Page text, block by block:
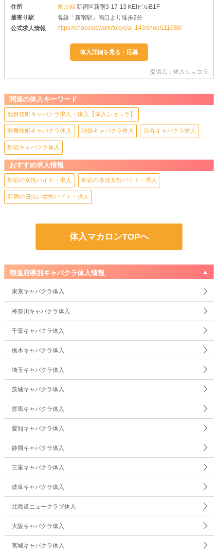
住所
東京都 新宿区新宿3-17-13 KEIビルB1F
最寄り駅
各線「新宿駅」南口より徒歩2分
公式求人情報
https://chocolat.work/tokyo/a_143/shop/111688/
提供元：体入ショコラ
関連の体入キーワード
歌舞伎町キャバクラ求人・体入【体入ショコラ】
歌舞伎町キャバクラ体入 池袋キャバクラ体入 渋谷キャバクラ体入
新宿キャバクラ体入
おすすめ求人情報
新宿の女性バイト・求人 新宿の単発女性バイト・求人
新宿の日払い女性バイト・求人
体入マカロンTOPへ
都道府県別キャバクラ体入情報
東京キャバクラ体入
神奈川キャバクラ体入
千葉キャバクラ体入
栃木キャバクラ体入
埼玉キャバクラ体入
茨城キャバクラ体入
群馬キャバクラ体入
愛知キャバクラ体入
静岡キャバクラ体入
三重キャバクラ体入
岐阜キャバクラ体入
北海道ニュークラブ体入
大阪キャバクラ体入
宮城キャバクラ体入